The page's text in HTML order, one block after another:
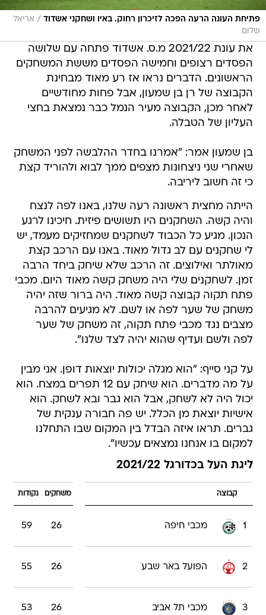
פתיחת העונה הרעה הפכה לזיכרון רחוק. באיו ושחקני אשדוד / אריאל
שלום
את עונת 2021/22 מ.ס. אשדוד פתחה עם שלושה
הפסדים רצופים וחמישה הפסדים מששת המשחקים
הראשונים. הדברים נראו אז רע מאוד מבחינת
הקבוצה של רן בן שמעון, אבל פחות מחודשיים
לאחר מכן, הקבוצה מעיר הנמל כבר נמצאת בחצי
העליון של הטבלה.
בן שמעון אמר: "אמרנו בחדר ההלבשה לפני המשחק
שאחרי שני ניצחונות מצפים ממך לבוא ולהוריד קצת
כי זה חשוב ליריבה.
הייתה מחצית ראשונה רעה שלנו, באנו לפה לנצח
והיה קשה. השחקנים היו תשושים פיזית. חיכינו לרגע
הנכון. מגיע כל הכבוד לשחקנים שמחזיקים מעמד, יש
לי שחקנים עם לב גדול מאוד. באנו עם הרכב קצת
מאולתר ואילוצים. זה הרכב שלא שיחק ביחד הרבה
זמן. לשחקנים שלי היה משחק קשה מאוד היום. מכבי
פתח תקוה קבוצה קשה מאוד. היה ברור שזה יהיה
משחק של שער לפה או לשם. לא מגיעים להרבה
מצבים נגד מכבי פתח תקוה, זה משחק של שער
לפה ולשם ועדיף שהוא יהיה לצד שלנו".
על קני סייף: "הוא מגלה יכולות יוצאות דופן. אני מבין
על מה מדברים. הוא שיחק עם 12 תפרים במצח. הוא
יכול היה לא לשחק, אבל הוא גבר ובא לשחק. הוא
אישיות יוצאת מן הכלל. יש פה חבורה ענקית של
גברים. תראו איזה הבדל בין המקום שבו התחלנו
למקום בו אנחנו נמצאים עכשיו".
ליגת העל בכדורגל 2021/22
קבוצה משחקים נקודות
1 מכבי חיפה 26
59
2 הפועל באר שבע 26
55
3 מכבי תל אביב 26
53